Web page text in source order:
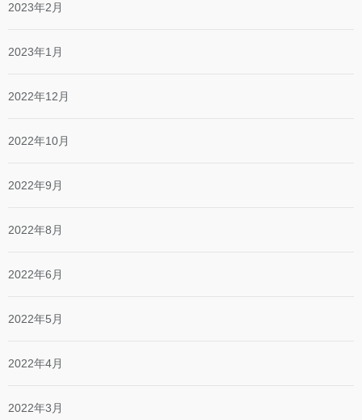
2023年2月
2023年1月
2022年12月
2022年10月
2022年9月
2022年8月
2022年6月
2022年5月
2022年4月
2022年3月